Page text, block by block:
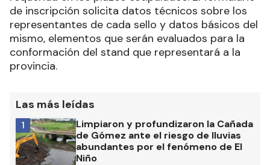
de inscripción solicita datos técnicos sobre los
representantes de cada sello y datos básicos del
mismo, elementos que serán evaluados para la
conformación del stand que representará a la
provincia.
Las más leídas
Limpiaron y profundizaron la Cañada
de Gómez ante el riesgo de lluvias
abundantes por el fenómeno de El
Niño
1